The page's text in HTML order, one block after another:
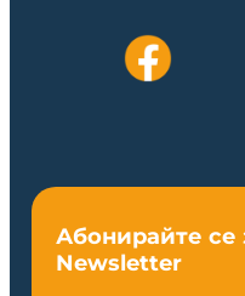
Абонирайте се
Newsletter